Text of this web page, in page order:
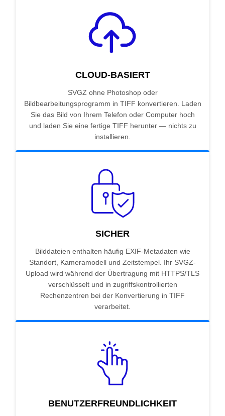
CLOUD-BASIERT
SVGZ ohne Photoshop oder
Bildbearbeitungsprogramm in TIFF konvertieren. Laden
Sie das Bild von Ihrem Telefon oder Computer hoch
und laden Sie eine fertige TIFF herunter — nichts zu
installieren.
SICHER
Bilddateien enthalten häufig EXIF-Metadaten wie
Standort, Kameramodell und Zeitstempel. Ihr SVGZ-
Upload wird während der Übertragung mit HTTPS/TLS
verschlüsselt und in zugriffskontrollierten
Rechenzentren bei der Konvertierung in TIFF
verarbeitet.
BENUTZERFREUNDLICHKEIT